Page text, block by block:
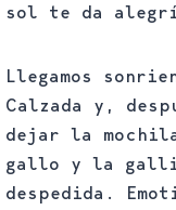
sol te da
Llegamos
Calzada y,
dejar la
gallo y la
despedida.